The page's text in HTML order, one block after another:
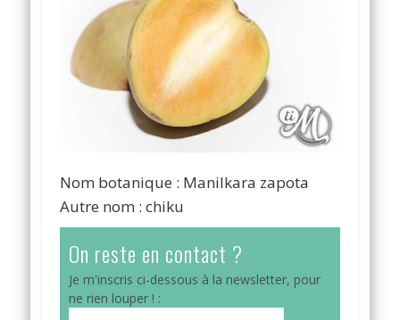
Nom botanique : Manilkara zapota
Autre nom : chiku
On reste en contact ?
Je m'inscris ci-dessous à la newsletter, pour
ne rien louper ! :